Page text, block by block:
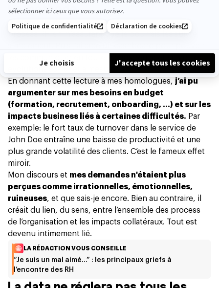
La méthode
D’abord, j’ai défini des KPIs pour chacun de mes
process RH en m’assurant que je pourrais les suivre
En donnant cette lecture à mes homologues, j’ai pu
argumenter sur mes besoins en budget
(formation, recrutement, onboarding, …) et sur les
impacts business liés à certaines difficultés. Par
exemple: le fort taux de turnover dans le service de
John Doe entraîne une baisse de productivité et une
plus grande volatilité des clients. C’est le fameux effet
miroir.
Mon discours et mes demandes n'étaient plus
perçues comme irrationnelles, émotionnelles,
ruineuses, et que sais-je encore. Bien au contraire, il
créait du lien, du sens, entre l’ensemble des process
de l’organisation et les impacts collatéraux. Tout est
devenu intimement lié.
LA RÉDACTION VOUS CONSEILLE
“Je suis un mal aimé…” : les principaux griefs à
l’encontre des RH